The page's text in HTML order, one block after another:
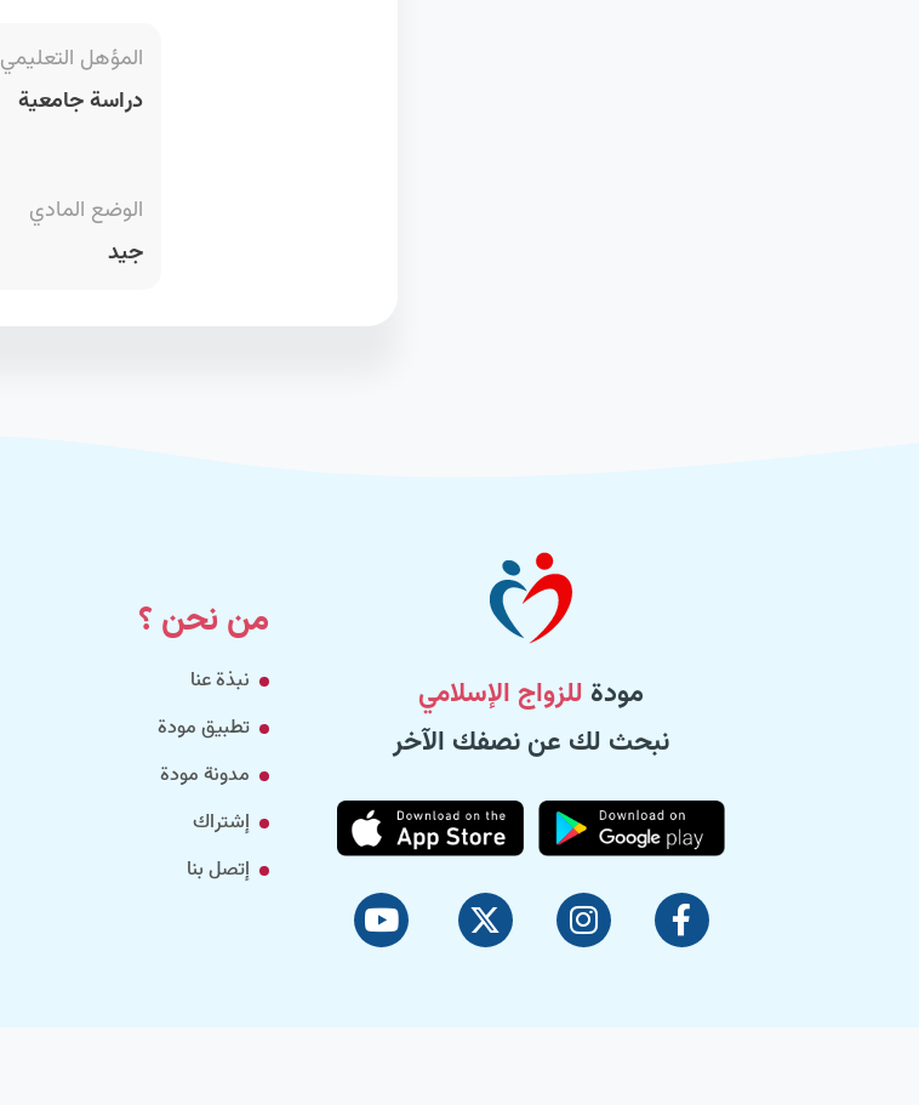
المؤهل التعليمي
دراسة جامعية
الوضع المادي
جيد
مودة للزواج الإسلامي
نبحث لك عن نصفك الآخر
من نحن ؟
نبذة عنا
تطبيق مودة
مدونة مودة
إشتراك
إتصل بنا